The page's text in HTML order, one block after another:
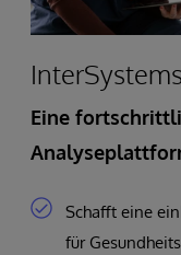
Eine
Schafft eine
für